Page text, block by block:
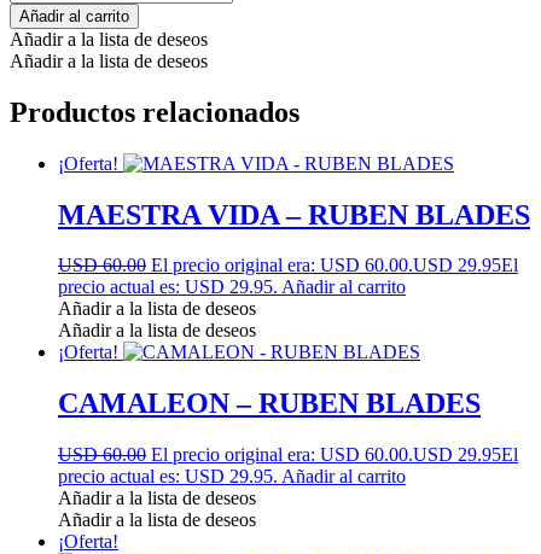
Añadir al carrito
Añadir a la lista de deseos
Añadir a la lista de deseos
Productos relacionados
¡Oferta!
MAESTRA VIDA – RUBEN BLADES
USD 60.00 El precio original era: USD 60.00.USD 29.95El
precio actual es: USD 29.95. Añadir al carrito
Añadir a la lista de deseos
Añadir a la lista de deseos
¡Oferta!
CAMALEON – RUBEN BLADES
USD 60.00 El precio original era: USD 60.00.USD 29.95El
precio actual es: USD 29.95. Añadir al carrito
Añadir a la lista de deseos
Añadir a la lista de deseos
¡Oferta!